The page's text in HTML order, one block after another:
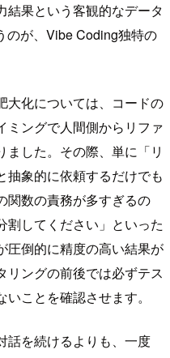
結果という客観的なデータ
のが、Vibe Coding独特の
大化については、コードの
ミングで人間側からリファ
ました。その際、単に「リ
抽象的に依頼するだけでも
関数の責務が多すぎるの
してください」といった
圧倒的に精度の高い結果が
リングの前後では必ずテス
ことを確認させます。
話を続けるよりも、一度